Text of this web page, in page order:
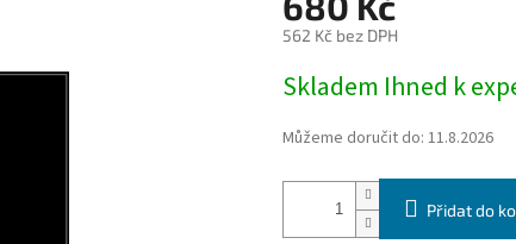
562 Kč bez DPH
cena:
Skladem Ihned k
Můžeme doručit do: 11.8.2026
Přidat do